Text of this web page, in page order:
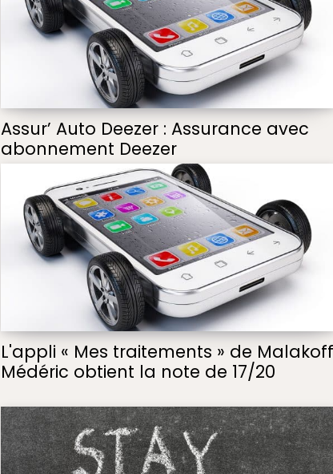
Assur’ Auto Deezer : Assurance avec
abonnement Deezer
L'appli « Mes traitements » de Malakoff
Médéric obtient la note de 17/20